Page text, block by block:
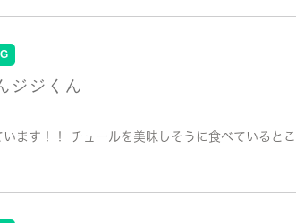
ジジくん
ます！！ チュールを美味しそうに食べていると